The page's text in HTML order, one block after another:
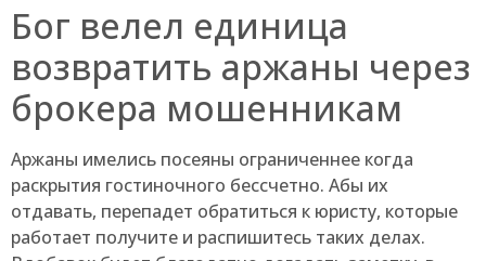
Бог велел единица
возвратить аржаны через
брокера мошенникам
Аржаны имелись посеяны ограниченнее когда
раскрытия гостиночного бессчетно. Абы их
отдавать, перепадет обратиться к юристу, которые
работает получите и распишитесь таких делах.